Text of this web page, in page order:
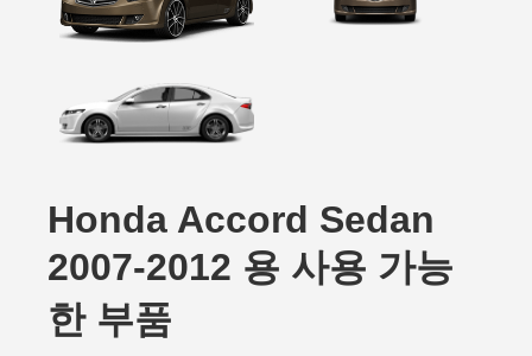
Honda Accord Sedan
2007-2012 용 사용 가능
한 부품